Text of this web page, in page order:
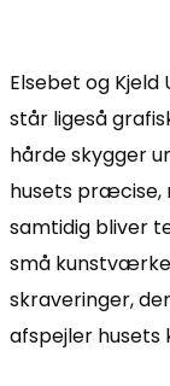
Elsebet og Kjeld
står ligeså
hårde skygger
husets præcise,
samtidig bliver
små
skraveringer,
afspejler husets